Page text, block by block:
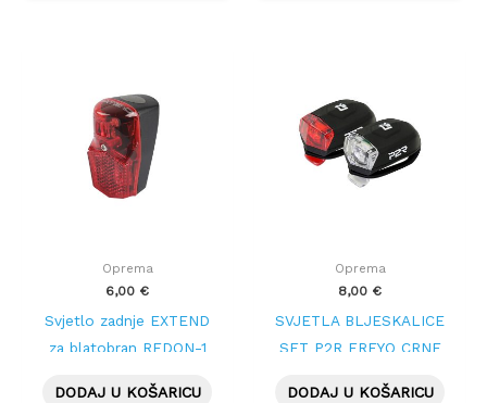
Oprema
6,00 €
Svjetlo zadnje EXTEND
za blatobran REDON-1
DODAJ U KOŠARICU
Oprema
8,00 €
SVJETLA BLJESKALICE
SET P2R FREYO CRNE
DODAJ U KOŠARICU